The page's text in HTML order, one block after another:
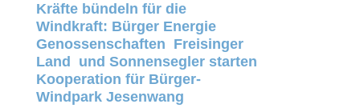
Kräfte bündeln für die
Windkraft: Bürger Energie
Genossenschaften Freisinger
Land und Sonnensegler starten
Kooperation für Bürger-
Windpark Jesenwang